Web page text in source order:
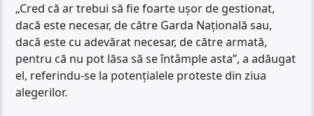
„Cred că ar trebui să fie foarte ușor de gestionat,
dacă este necesar, de către Garda Națională sau,
dacă este cu adevărat necesar, de către armată,
pentru că nu pot lăsa să se întâmple asta”, a adăugat
el, referindu-se la potențialele proteste din ziua
alegerilor.